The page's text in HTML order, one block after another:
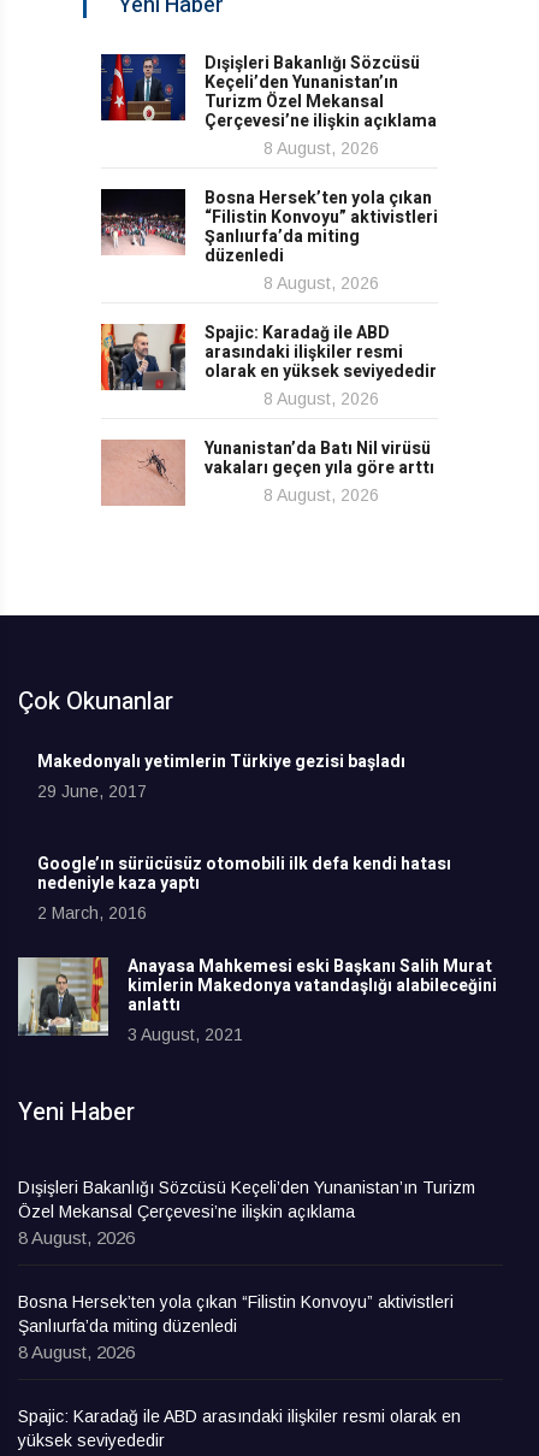
Dışişleri Bakanlığı Sözcüsü
Keçeli’den Yunanistan’ın
Turizm Özel Mekansal
Çerçevesi’ne ilişkin açıklama
8 August, 2026
Bosna Hersek’ten yola çıkan
“Filistin Konvoyu” aktivistleri
Şanlıurfa’da miting
düzenledi
8 August, 2026
Spajic: Karadağ ile ABD
arasındaki ilişkiler resmi
olarak en yüksek seviyededir
8 August, 2026
Yunanistan’da Batı Nil virüsü
vakaları geçen yıla göre arttı
8 August, 2026
Çok Okunanlar
Makedonyalı yetimlerin Türkiye gezisi başladı
29 June, 2017
Google’ın sürücüsüz otomobili ilk defa kendi hatası
nedeniyle kaza yaptı
2 March, 2016
Anayasa Mahkemesi eski Başkanı Salih Murat
kimlerin Makedonya vatandaşlığı alabileceğini
anlattı
3 August, 2021
Yeni Haber
Dışişleri Bakanlığı Sözcüsü Keçeli’den Yunanistan’ın Turizm
Özel Mekansal Çerçevesi’ne ilişkin açıklama
8 August, 2026
Bosna Hersek’ten yola çıkan “Filistin Konvoyu” aktivistleri
Şanlıurfa’da miting düzenledi
8 August, 2026
Spajic: Karadağ ile ABD arasındaki ilişkiler resmi olarak en
yüksek seviyededir